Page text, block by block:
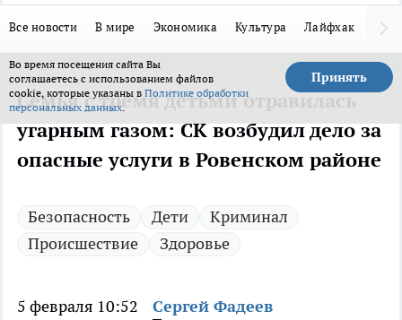
Все новости В мире Экономика Культура Лайфхак
Во время посещения сайта Вы
соглашаетесь с использованием файлов
cookie, которые указаны в Политике обработки
персональных данных.
Принять
Семья с тремя детьми отравилась
угарным газом: СК возбудил дело за
опасные услуги в Ровенском районе
Безопасность Дети
Криминал
Происшествие
Здоровье
5 февраля 10:52 Сергей Фадеев